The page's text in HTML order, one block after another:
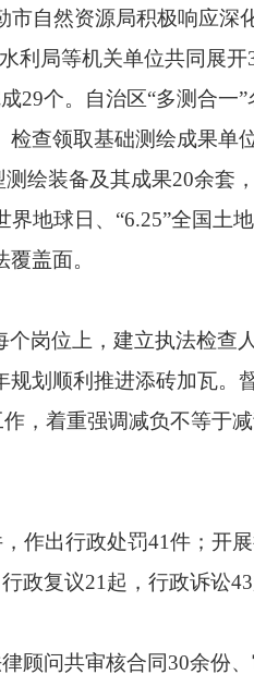
市自然资源局积极响应深
利局等机关单位共同展开
29个。自治区“多测合一
检查领取基础测绘成果单
绘装备及其成果20余套
界地球日、“6.25”全国土
盖面。
岗位上，建立执法检查
划顺利推进添砖加瓦。
，着重强调减负不等于
作出行政处罚41件；开
政复议21 起，行政诉讼43
顾问共审核合同30余份